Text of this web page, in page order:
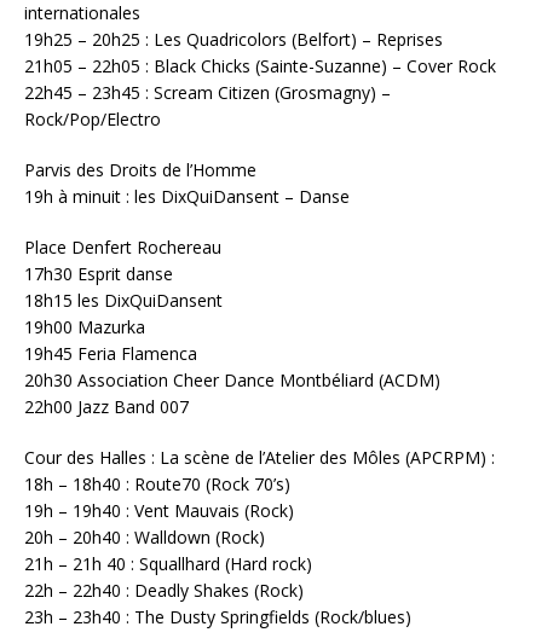
internationales
19h25 – 20h25 : Les Quadricolors (Belfort) – Reprises
21h05 – 22h05 : Black Chicks (Sainte-Suzanne) – Cover Rock
22h45 – 23h45 : Scream Citizen (Grosmagny) –
Rock/Pop/Electro
Parvis des Droits de l’Homme
19h à minuit : les DixQuiDansent – Danse
Place Denfert Rochereau
17h30 Esprit danse
18h15 les DixQuiDansent
19h00 Mazurka
19h45 Feria Flamenca
20h30 Association Cheer Dance Montbéliard (ACDM)
22h00 Jazz Band 007
Cour des Halles : La scène de l’Atelier des Môles (APCRPM) :
18h – 18h40 : Route70 (Rock 70’s)
19h – 19h40 : Vent Mauvais (Rock)
20h – 20h40 : Walldown (Rock)
21h – 21h 40 : Squallhard (Hard rock)
22h – 22h40 : Deadly Shakes (Rock)
23h – 23h40 : The Dusty Springfields (Rock/blues)